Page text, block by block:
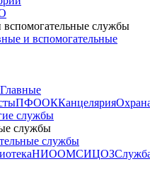
службы
и вспомогательные
Главные
ПФООККанцелярия
службы
службы
службы
НИООМСИЦОЗ